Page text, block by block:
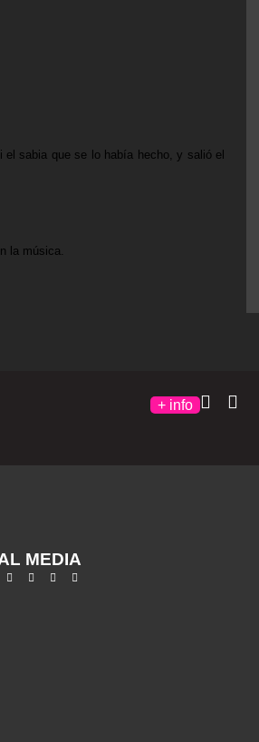
el sabia que se lo había hecho, y salió el
la música.
+ info
MEDIA